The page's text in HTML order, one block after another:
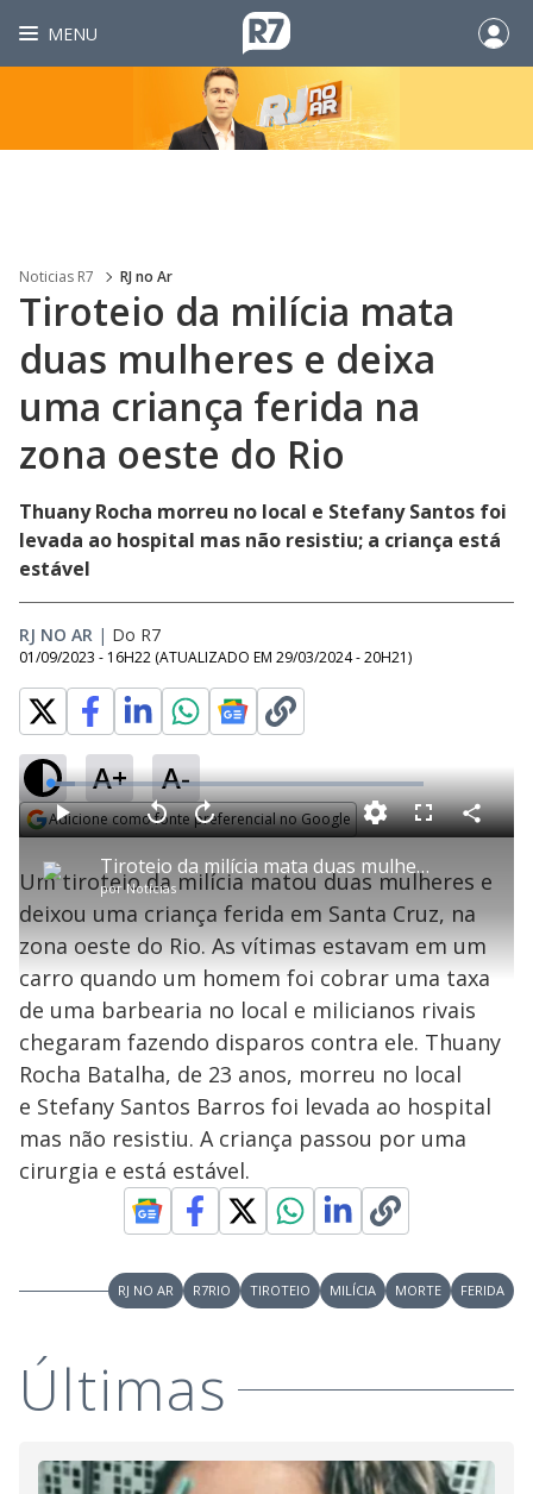
MENU
Noticias R7 RJ no Ar
Tiroteio da milícia mata
duas mulheres e deixa
uma criança ferida na
zona oeste do Rio
Thuany Rocha morreu no local e Stefany Santos foi
levada ao hospital mas não resistiu; a criança está
estável
RJ NO AR | Do R7
01/09/2023 - 16H22 (ATUALIZADO EM 29/03/2024 - 20H21)
A+ A-
Adicione como fonte preferencial no Google
P
l
a
y
V
i
d
e
o
Tiroteio da milícia mata duas mulheres e deixa uma criança ferida na zona oeste do Rio
porNotícias
P V
l
t
a
r
0
e
g
n
s
A
n
ç
a
1
0
e
o
s
M
u
d
o
L
o
a
d
e
6
.
7
9
%
F
l
s
c
e
n
C
o
a
r
i
l
a
Um tiroteio da milícia matou duas mulheres e
deixou uma criança ferida em Santa Cruz, na
zona oeste do Rio. As vítimas estavam em um
carro quando um homem foi cobrar uma taxa
de uma barbearia no local e milicianos rivais
chegaram fazendo disparos contra ele. Thuany
Rocha Batalha, de 23 anos, morreu no local
e Stefany Santos Barros foi levada ao hospital
mas não resistiu. A criança passou por uma
cirurgia e está estável.
RJ NO AR R7RIO TIROTEIO MILÍCIA MORTE FERIDA
Últimas